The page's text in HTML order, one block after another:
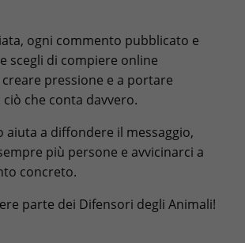
ogni commento pubblicato e
scegli di compiere online
pressione e a portare
ciò che conta davvero.
aiuta a diffondere il messaggio,
più persone e avvicinarci a
concreto.
parte dei Difensori degli Animali!